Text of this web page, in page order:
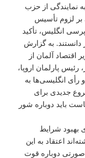
نمایندگی از حزب
لزوم تأسیس
انگلیس، تأکید
به گزارش
اقتصاد آلمان از
پارلمان اروپا،
رأی انگلیسی‌ها به
جدیدی برای
باید دوباره شور
بهبود شرایط
اعتقاد به این
صورتی دوباره قوت